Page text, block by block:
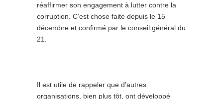
réaffirmer son engagement à lutter contre la
corruption. C’est chose faite depuis le 15
décembre et confirmé par le conseil général du
21.
Il est utile de rappeler que d’autres
organisations, bien plus tôt, ont développé